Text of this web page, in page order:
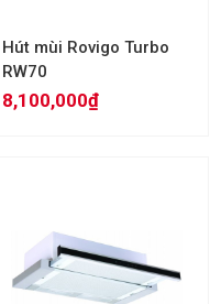
Hút mùi Rovigo Turbo
RW70
8,100,000₫